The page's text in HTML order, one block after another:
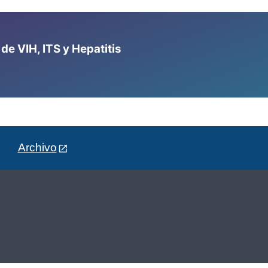
VIH, ITS y Hepatitis
Archivo